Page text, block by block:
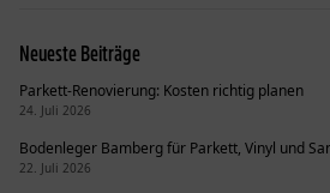
Neueste Beiträge
Parkett-Renovierung: Kosten richtig planen
24. Juli 2026
Bodenleger Bamberg für Parkett, Vinyl und
22. Juli 2026